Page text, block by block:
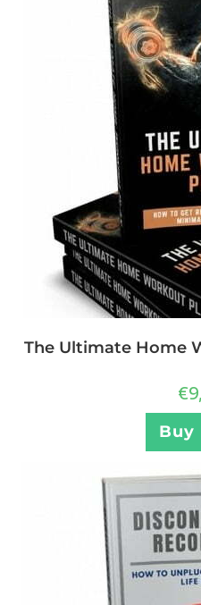
The Ultimate Home
€
Buy